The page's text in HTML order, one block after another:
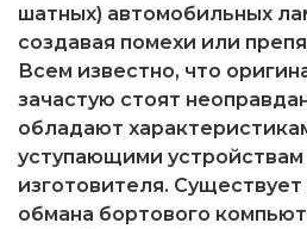
шатных) автомобильных
создавая помехи или
Всем известно, что
зачастую стоят
обладают
уступающими устройствам
изготовителя.
обмана бортового